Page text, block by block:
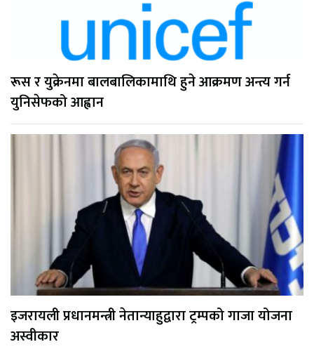
रूस र युक्रेनमा बालबालिकामाथि हुने आक्रमण अन्त्य गर्न
युनिसेफको आह्वान
इजरायली प्रधानमन्त्री नेतान्याहुद्वारा ट्रम्पको गाजा योजना
अस्वीकार